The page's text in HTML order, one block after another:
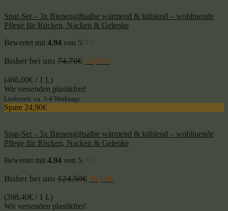
Spar-Set – 3x Bienengiftsalbe wärmend & kühlend – wohltuende
Pflege für Rücken, Nacken & Gelenke
Bewertet mit 4.94 von 5
Bisher bei uns 74,70€ 69,90€
(466,00€ / 1 L)
Wir versenden plastikfrei!
Lieferzeit: ca. 3-4 Werktage
Spare 24,90€
Spar-Set – 5x Bienengiftsalbe wärmend & kühlend – wohltuende
Pflege für Rücken, Nacken & Gelenke
Bewertet mit 4.94 von 5
Bisher bei uns 124,50€ 99,60€
(398,40€ / 1 L)
Wir versenden plastikfrei!